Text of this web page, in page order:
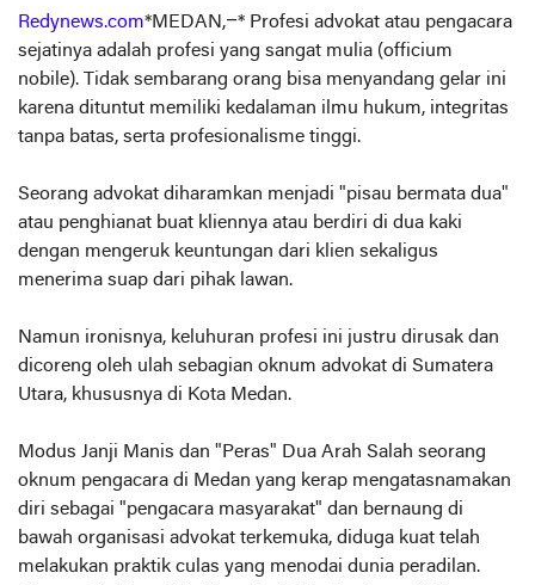
Redynews.com*MEDAN,–* Profesi advokat atau pengacara
sejatinya adalah profesi yang sangat mulia (officium
nobile). Tidak sembarang orang bisa menyandang gelar ini
karena dituntut memiliki kedalaman ilmu hukum, integritas
tanpa batas, serta profesionalisme tinggi.
Seorang advokat diharamkan menjadi "pisau bermata dua"
atau penghianat buat kliennya atau berdiri di dua kaki
dengan mengeruk keuntungan dari klien sekaligus
menerima suap dari pihak lawan.
Namun ironisnya, keluhuran profesi ini justru dirusak dan
dicoreng oleh ulah sebagian oknum advokat di Sumatera
Utara, khususnya di Kota Medan.
Modus Janji Manis dan "Peras" Dua Arah Salah seorang
oknum pengacara di Medan yang kerap mengatasnamakan
diri sebagai "pengacara masyarakat" dan bernaung di
bawah organisasi advokat terkemuka, diduga kuat telah
melakukan praktik culas yang menodai dunia peradilan.